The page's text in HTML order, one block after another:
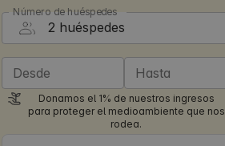
Número de huéspedes
Desde Hasta
Donamos el 1% de nuestros ingresos
para proteger el medioambiente que nos
rodea.